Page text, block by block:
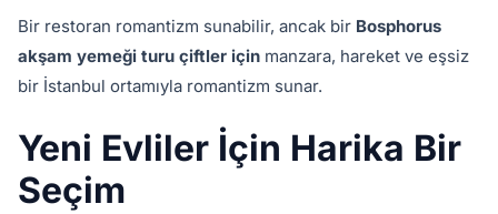
Bir restoran romantizm sunabilir, ancak bir Bosphorus
akşam yemeği turu çiftler için manzara, hareket ve eşsiz
bir İstanbul ortamıyla romantizm sunar.
Yeni Evliler İçin Harika Bir
Seçim